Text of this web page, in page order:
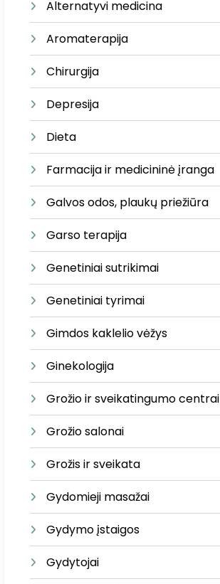
Alternatyvi medicina
Aromaterapija
Chirurgija
Depresija
Dieta
Farmacija ir medicininė įranga
Galvos odos, plaukų priežiūra
Garso terapija
Genetiniai sutrikimai
Genetiniai tyrimai
Gimdos kaklelio vėžys
Ginekologija
Grožio ir sveikatingumo centrai
Grožio salonai
Grožis ir sveikata
Gydomieji masažai
Gydymo įstaigos
Gydytojai